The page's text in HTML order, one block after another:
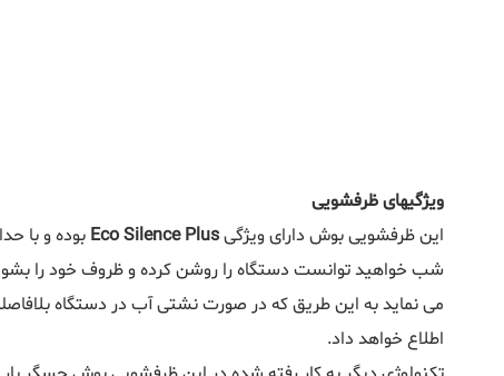
ویژگیهای ظرفشویی
این ظرفشویی بوش دارای ویژگیEco Silence Plus
شب خواهید توانست دستگاه را روشن کرده و ظروف خود را
می نماید به این طریق که در صورت نشتی آب در دستگاه
اطلاع خواهد داد.